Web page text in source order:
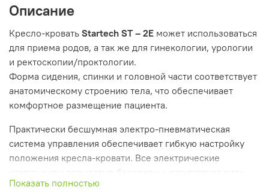
Описание
Кресло-кровать Startech ST – 2Е может использоваться
для приема родов, а так же для гинекологии, урологии
и ректоскопии/проктологии.
Форма сидения, спинки и головной части соответствует
анатомическому строению тела, что обеспечивает
комфортное размещение пациента.
Практически бесшумная электро-пневматическая
система управления обеспечивает гибкую настройку
положения кресла-кровати. Все электрические
компоненты полностью безопасны, отсутствует риск
поражения электрическим током. Несущие конструкции
Показать полностью